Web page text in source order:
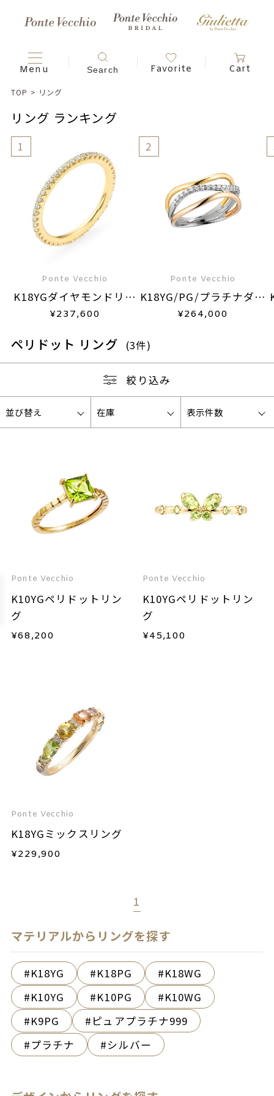
TOP > リング
リング ランキング
1
Ponte Vecchio
K18YGダイヤモンドリン
グ
¥237,600
2
Ponte Vecchio
K18YG/PG/プラチナダイ
ヤモンドリング
¥264,000
ペリドット リング (3件)
絞り込み
並び替え 在庫 表示件数
Ponte Vecchio
K10YGペリドットリン
グ
¥68,200
Ponte Vecchio
K10YGペリドットリン
グ
¥45,100
Ponte Vecchio
K18YGミックスリング
¥229,900
1
マテリアルからリングを探す
K18YG K18PG
K18WG
K10YG
K10PG
K10WG
K9PG
ピュアプラチナ999
プラチナ
シルバー